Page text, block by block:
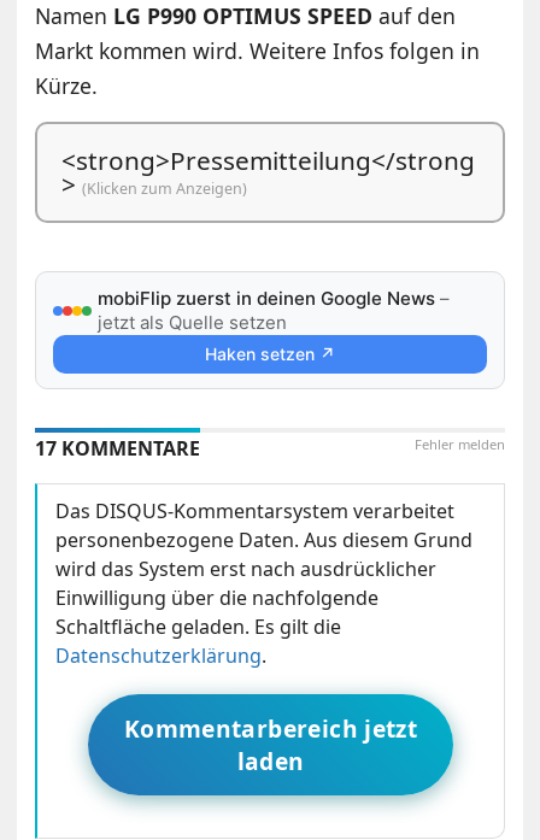
Namen LG P990 OPTIMUS SPEEDauf den
Markt kommen wird. Weitere Infos folgen in
Kürze.
<strong>Pressemitteilung</strong
>(Klicken zum Anzeigen)
mobiFlip zuerst in deinen Google News –
jetzt als Quelle setzen
Haken setzen ↗
Fehler melden
17 KOMMENTARE
Das DISQUS-Kommentarsystem verarbeitet
personenbezogene Daten. Aus diesem Grund
wird das System erst nach ausdrücklicher
Einwilligung über die nachfolgende
Schaltfläche geladen. Es gilt die
Datenschutzerklärung.
Kommentarbereich jetzt
laden